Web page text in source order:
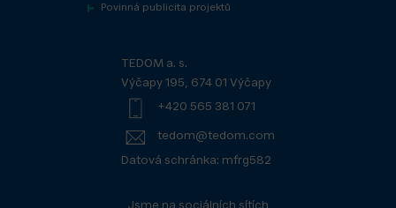
Povinná publicita projektů
TEDOM a. s.
Výčapy 195, 674 01 Výčapy
+420 565 381 071
tedom@tedom.com
Datová schránka: mfrg582
Jsme na sociálních sítích